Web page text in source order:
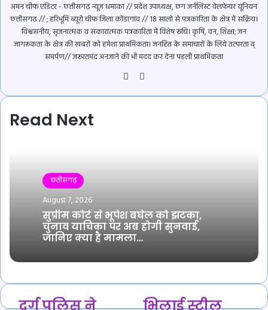
अमन चीफ एडिटर - छत्तीसगढ़ न्यूज़ धमाका // प्रदेश उपाध्यक्ष, छग जर्नलिस्ट वेलफेयर यूनियन
छत्तीसगढ // ; हरिभूमि ब्यूरो चीफ जिला कोंडागांव // 18 सालो से पत्रकारिता के क्षेत्र में सक्रिय।
विश्वसनीय, सृजनात्मक व सकारात्मक पत्रकारिता में विशेष रूचि। कृषि, वन, शिक्षा; जन
जागरूकता के क्षेत्र की खबरों को हमेशा प्राथमिकता। जनहित के समाचारों के लिये तत्परता व्
समर्पण// जरूरतमंद अनजाने की भी मदद कर देना पहली प्राथमिकता
Website
Read Next
छतीसगढ़
August 7, 2026
सुप्रीम कोर्ट से भूपेश बघेल को झटका,
चुनाव याचिका पर अब होगी सुनवाई,
जानिए क्या है मामला…
दुर्ग
दुर्ग पुलिस ने
भिलाई
भिलाई स्टील